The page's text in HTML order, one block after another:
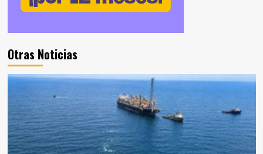
Otras Noticias